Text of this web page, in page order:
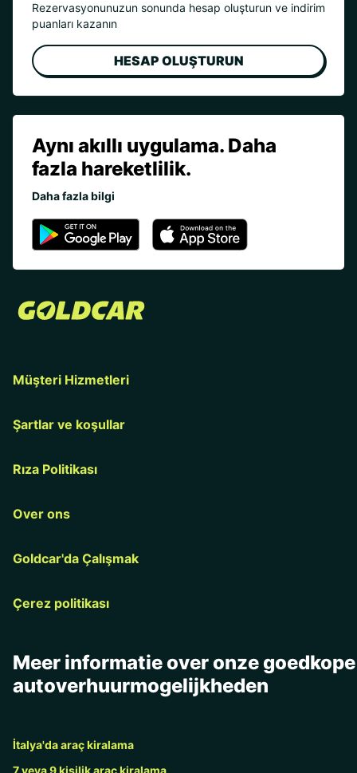
Rezervasyonunuzun sonunda hesap oluşturun ve indirim
puanları kazanın
HESAP OLUŞTURUN
Aynı akıllı uygulama. Daha
fazla hareketlilik.
Daha fazla bilgi
Müşteri Hizmetleri
Şartlar ve koşullar
Rıza Politikası
Over ons
Goldcar'da Çalışmak
Çerez politikası
Meer informatie over onze goedkope
autoverhuurmogelijkheden
İtalya'da araç kiralama